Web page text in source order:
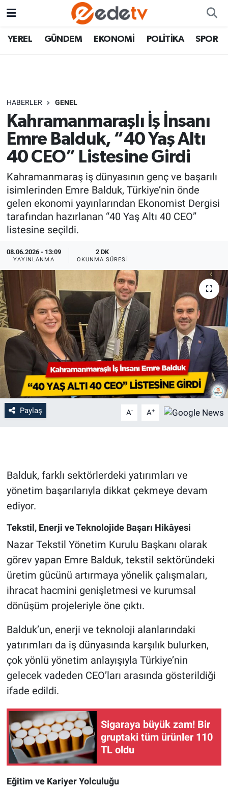
YEREL GÜNDEM EKONOMİ POLİTİKA SPOR
HABERLER GENEL
Kahramanmaraşlı İş İnsanı
Emre Balduk, “40 Yaş Altı
40 CEO” Listesine Girdi
Kahramanmaraş iş dünyasının genç ve başarılı
isimlerinden Emre Balduk, Türkiye’nin önde
gelen ekonomi yayınlarından Ekonomist Dergisi
tarafından hazırlanan “40 Yaş Altı 40 CEO”
listesine seçildi.
08.06.2026 - 13:09
YAYINLANMA
2 DK
OKUNMA SÜRESI
Paylaş A- A+
Balduk, farklı sektörlerdeki yatırımları ve
yönetim başarılarıyla dikkat çekmeye devam
ediyor.
Tekstil, Enerji ve Teknolojide Başarı Hikâyesi
Nazar Tekstil Yönetim Kurulu Başkanı olarak
görev yapan Emre Balduk, tekstil sektöründeki
üretim gücünü artırmaya yönelik çalışmaları,
ihracat hacmini genişletmesi ve kurumsal
dönüşüm projeleriyle öne çıktı.
Balduk’un, enerji ve teknoloji alanlarındaki
yatırımları da iş dünyasında karşılık bulurken,
çok yönlü yönetim anlayışıyla Türkiye’nin
gelecek vadeden CEO’ları arasında gösterildiği
ifade edildi.
Sigaraya büyük zam! Bir
gruptaki tüm ürünler 110
TL oldu
Eğitim ve Kariyer Yolculuğu